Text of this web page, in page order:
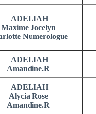
ADELIAH
Maxime Jocelyn
Numerologue
ADELIAH
Amandine.R
ADELIAH
Alycia Rose
Amandine.R